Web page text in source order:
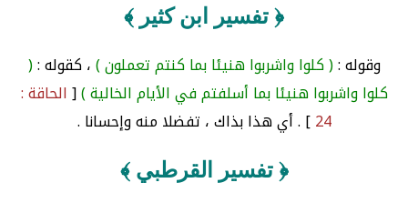
﴿ تفسير ابن كثير ﴾
وقوله :( كلوا واشربوا هنيئا بما كنتم تعملون )، كقوله :(
كلوا واشربوا هنيئا بما أسلفتم في الأيام الخالية )[الحاقة :
24 ] . أي هذا بذاك ، تفضلا منه وإحسانا .
﴿ تفسير القرطبي ﴾